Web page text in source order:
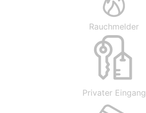
Rauchmelder
Privater Eingang